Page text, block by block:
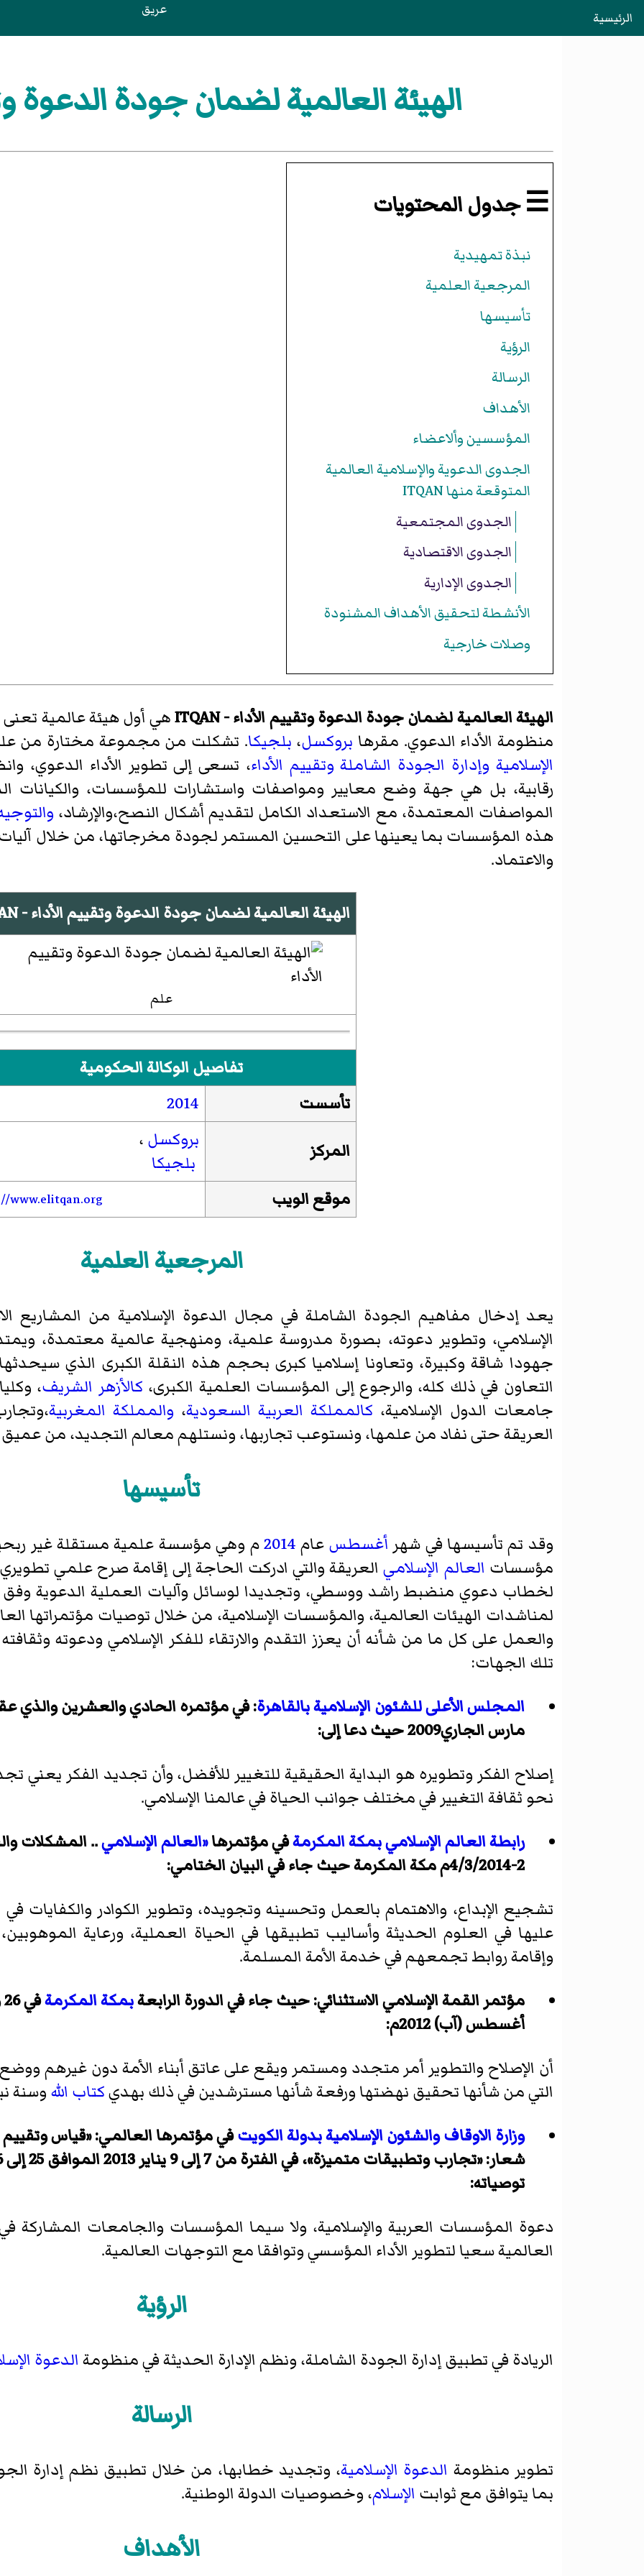
الرئيسية عريق
الهيئة العالمية لضمان جودة الدعوة
☰ جدول المحتويات
نبذة تمهيدية
المرجعية العلمية
تأسيسها
الرؤية
الرسالة
الأهداف
المؤسسين وألاعضاء
الجدوى الدعوية والإسلامية العالمية
المتوقعة منها ITQAN
الجدوى المجتمعية
الجدوى الاقتصادية
الجدوى الإدارية
الأنشطة لتحقيق الأهداف المشنودة
وصلات خارجية
الهيئة العالمية لضمان جودة الدعوة وتقييم الأداء - ITQAN
هي أول هيئة عالمية
منظومة الأداء الدعوي. مقرها بروكسل، بلجيكا. تشكلت من مجموعة مختارة من
الإسلامية وإدارة الجودة الشاملة وتقييم الأداء، تسعى إلى تطوير الأداء الدعوي،
رقابية، بل هي جهة وضع معايير ومواصفات واستشارات للمؤسسات، والكيانات
المواصفات المعتمدة، مع الاستعداد الكامل لتقديم أشكال النصح،والإرشاد،
هذه المؤسسات بما يعينها على التحسين المستمر لجودة مخرجاتها، من خلال آليات
والاعتماد.
الهيئة العالمية لضمان جودة الدعوة وتقييم الأداء - ITQAN
علم
تفاصيل الوكالة الحكومية
تأسست
2014
المركز
بروكسل ،
بلجيكا
موقع الويب
www.elitqan.org
المرجعية العلمية
يعد إدخال مفاهيم الجودة الشاملة في مجال الدعوة الإسلامية من المشاريع
الإسلامي، وتطوير دعوته، بصورة مدروسة علمية، ومنهجية عالمية معتمدة،
جهودا شاقة وكبيرة، وتعاونا إسلاميا كبرى بحجم هذه النقلة الكبرى الذي
التعاون في ذلك كله، والرجوع إلى المؤسسات العلمية الكبرى، كالأزهر الشريف،
جامعات الدول الإسلامية، كالمملكة العربية السعودية، والمملكة المغربية
العريقة حتى نفاد من علمها، ونستوعب تجاربها، ونستلهم معالم التجديد، من عميق
تأسيسها
وقد تم تأسيسها في شهر أغسطس عام 2014م وهي مؤسسة علمية مستقلة غير
مؤسسات العالم الإسلاميالعريقة والتي ادركت الحاجة إلى إقامة صرح علمي
لخطاب دعوي منضبط راشد ووسطي، وتجديدا لوسائل وآليات العملية الدعوية وفق
لمناشدات الهيئات العالمية، والمؤسسات الإسلامية، من خلال توصيات مؤتمراتها
والعمل على كل ما من شأنه أن يعزز التقدم والارتقاء للفكر الإسلامي ودعوته
تلك الجهات:
المجلس الأعلى للشئون الإسلامية بالقاهرة
مارس الجاري2009 حيث دعا إلى:
إصلاح الفكر وتطويره هو البداية الحقيقية للتغيير للأفضل، وأن تجديد الفكر يعني
نحو ثقافة التغيير في مختلف جوانب الحياة في عالمنا الإسلامي.
رابطة العالم الإسلاميبمكة المكرمةفي مؤتمرها«العالم الإسلامي
2-4/3/2014م مكة المكرمة حيث جاء في البيان الختامي:
تشجيع الإبداع، والاهتمام بالعمل وتحسينه وتجويده، وتطوير الكوادر والكفايات في
عليها في العلوم الحديثة وأساليب تطبيقها في الحياة العملية، ورعاية
وإقامة روابط تجمعهم في خدمة الأمة المسلمة.
مؤتمر القمة الإسلامي الاستثنائي: حيث جاء في الدورة الرابعةبمكة المكرمة
أغسطس (آب) 2012م:
أن الإصلاح والتطوير أمر متجدد ومستمر ويقع على عاتق أبناء الأمة دون غيرهم
التي من شأنها تحقيق نهضتها ورفعة شأنها مسترشدين في ذلك بهديكتاب الله وسنة
وزارة الاوقاف والشئون الإسلامية بدولة الكويتفي مؤتمرها العالمي: «قياس وتقييم
توصياته:
دعوة المؤسسات العربية والإسلامية، ولا سيما المؤسسات والجامعات المشاركة في
العالمية سعيا لتطوير الأداء المؤسسي وتوافقا مع التوجهات العالمية.
الرؤية
الريادة في تطبيق إدارة الجودة الشاملة، ونظم الإدارة الحديثة في منظومة الدعوة
الرسالة
تطوير منظومة الدعوة الإسلامية، وتجديد خطابها، من خلال تطبيق نظم إدارة
بما يتوافق مع ثوابت الإسلام، وخصوصيات الدولة الوطنية.
الأهداف